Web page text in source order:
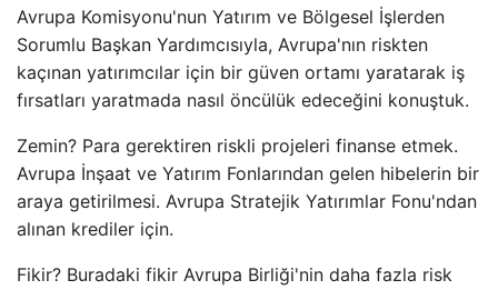
Avrupa Komisyonu'nun Yatırım ve Bölgesel İşlerden
Sorumlu Başkan Yardımcısıyla, Avrupa'nın riskten
kaçınan yatırımcılar için bir güven ortamı yaratarak iş
fırsatları yaratmada nasıl öncülük edeceğini konuştuk.
Zemin? Para gerektiren riskli projeleri finanse etmek.
Avrupa İnşaat ve Yatırım Fonlarından gelen hibelerin bir
araya getirilmesi. Avrupa Stratejik Yatırımlar Fonu'ndan
alınan krediler için.
Fikir? Buradaki fikir Avrupa Birliği'nin daha fazla risk